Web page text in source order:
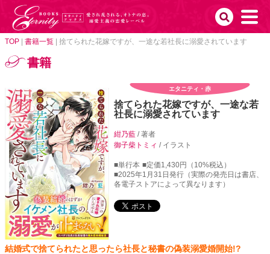
TOP 書籍一覧 捨てられた花嫁ですが、一途な若社長に溺愛されています
書籍
エタニティ・赤
捨てられた花嫁ですが、一途な若
社長に溺愛されています
紺乃藍/ 著者
御子柴トミィ / イラスト
■単行本 ■定価1,430円（10%税込）
■2025年1月31日発行（実際の発売日は書店、
各電子ストアによって異なります）
結婚式で捨てられたと思ったら社長と秘書の偽装溺愛婚開始!?